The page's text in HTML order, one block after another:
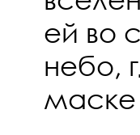
ей во
небо,
маске